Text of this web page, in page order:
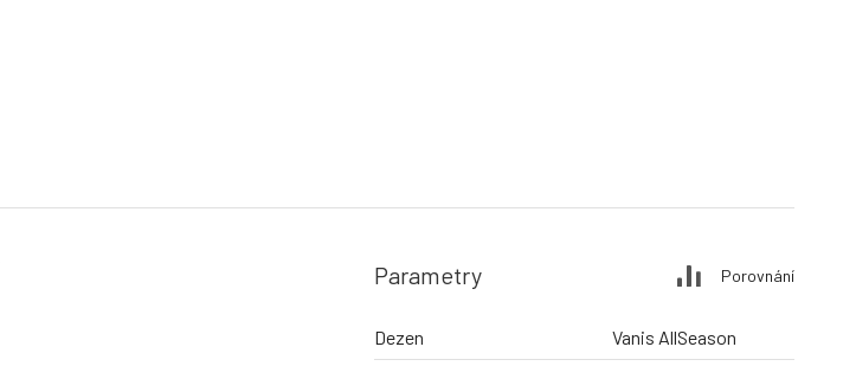
Parametry Porovnání
Dezen
Vanis AllSeason